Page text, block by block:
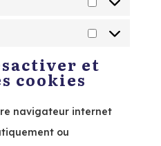
et
cookies
navigateur internet
ou